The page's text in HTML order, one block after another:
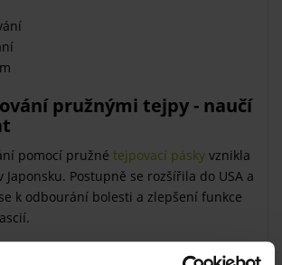
pružnými tejpy - naučí
pomocí pružné tejpovací pásky vznikla
Postupně se rozšířila do USA a
k odbourání bolesti a zlepšení funkce
plakátu aplikaci pružného tejpu na